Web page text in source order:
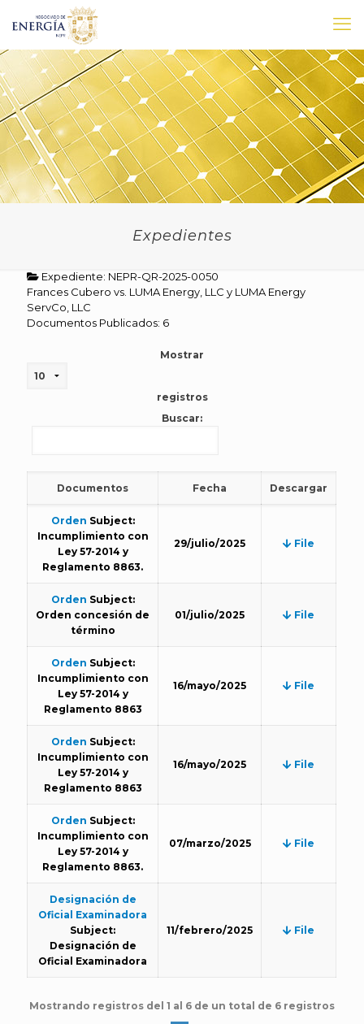
Expedientes
Expediente: NEPR-QR-2025-0050
Frances Cubero vs. LUMA Energy, LLC y LUMA Energy
ServCo, LLC
Documentos Publicados: 6
Mostrar
registros
Buscar:
Documentos Fecha Descargar
Orden Subject:
Incumplimiento con
Ley 57-2014 y
Reglamento 8863.
29/julio/2025 File
Orden Subject:
Orden concesión de
término
01/julio/2025 File
Orden Subject:
Incumplimiento con
Ley 57-2014 y
Reglamento 8863
16/mayo/2025 File
Orden Subject:
Incumplimiento con
Ley 57-2014 y
Reglamento 8863
16/mayo/2025 File
Orden Subject:
Incumplimiento con
Ley 57-2014 y
Reglamento 8863.
07/marzo/2025 File
Designación de
Oficial Examinadora
Subject:
Designación de
Oficial Examinadora
11/febrero/2025 File
Mostrando registros del 1 al 6 de un total de 6 registros